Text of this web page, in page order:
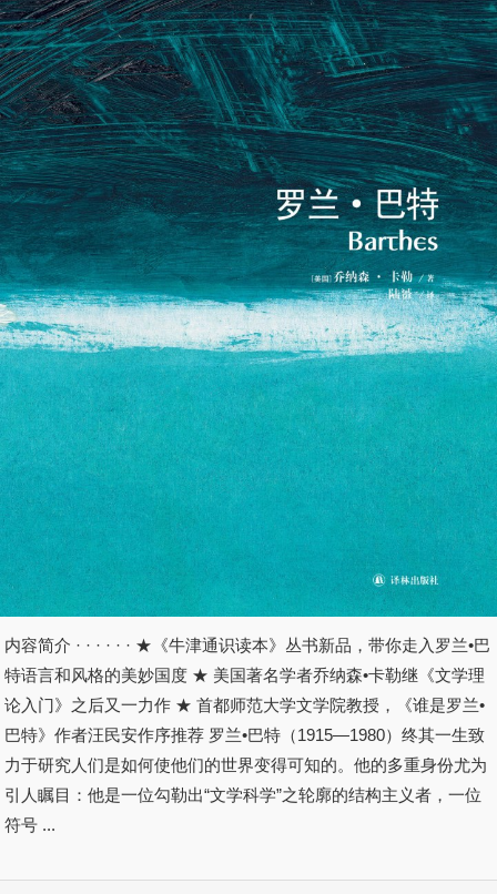
内容简介 · · · · · · ★《牛津通识读本》丛书新品，带你走入罗兰•巴
特语言和风格的美妙国度 ★ 美国著名学者乔纳森•卡勒继《文学理
论入门》之后又一力作 ★ 首都师范大学文学院教授，《谁是罗兰•
巴特》作者汪民安作序推荐 罗兰•巴特（1915—1980）终其一生致
力于研究人们是如何使他们的世界变得可知的。他的多重身份尤为
引人瞩目：他是一位勾勒出“文学科学”之轮廓的结构主义者，一位
符号 ...